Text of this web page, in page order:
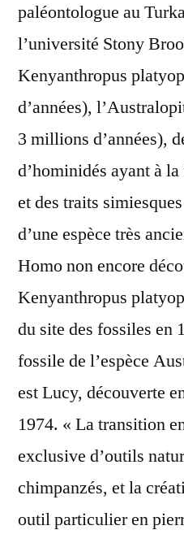
paléontologue au
l’université Stony
Kenyanthropus
d’années),
3 millions d’années),
d’hominidés ayant à
et des traits
d’une espèce très
Homo non encore
Kenyanthropus
du site des fossiles en
fossile de l’espèce
est Lucy, découverte
1974. « La transition
exclusive d’outils
chimpanzés, et la
outil particulier en